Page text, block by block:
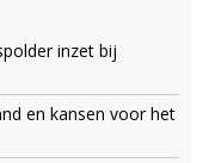
inzet bij
en kansen voor het